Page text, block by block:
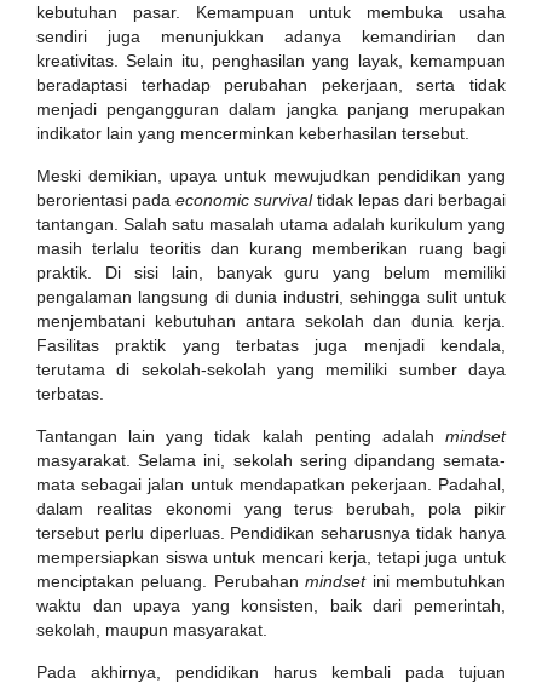
kebutuhan pasar. Kemampuan untuk membuka usaha
sendiri juga menunjukkan adanya kemandirian dan
kreativitas. Selain itu, penghasilan yang layak, kemampuan
beradaptasi terhadap perubahan pekerjaan, serta tidak
menjadi pengangguran dalam jangka panjang merupakan
indikator lain yang mencerminkan keberhasilan tersebut.
Meski demikian, upaya untuk mewujudkan pendidikan yang
berorientasi pada economic survivaltidak lepas dari berbagai
tantangan. Salah satu masalah utama adalah kurikulum yang
masih terlalu teoritis dan kurang memberikan ruang bagi
praktik. Di sisi lain, banyak guru yang belum memiliki
pengalaman langsung di dunia industri, sehingga sulit untuk
menjembatani kebutuhan antara sekolah dan dunia kerja.
Fasilitas praktik yang terbatas juga menjadi kendala,
terutama di sekolah-sekolah yang memiliki sumber daya
terbatas.
Tantangan lain yang tidak kalah penting adalah mindset
masyarakat. Selama ini, sekolah sering dipandang semata-
mata sebagai jalan untuk mendapatkan pekerjaan. Padahal,
dalam realitas ekonomi yang terus berubah, pola pikir
tersebut perlu diperluas. Pendidikan seharusnya tidak hanya
mempersiapkan siswa untuk mencari kerja, tetapi juga untuk
menciptakan peluang. Perubahanmindsetini membutuhkan
waktu dan upaya yang konsisten, baik dari pemerintah,
sekolah, maupun masyarakat.
Pada akhirnya, pendidikan harus kembali pada tujuan